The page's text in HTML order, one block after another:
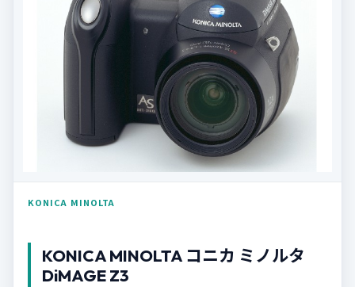
KONICA MINOLTA
KONICA MINOLTA コニカ ミノルタ
DiMAGE Z3